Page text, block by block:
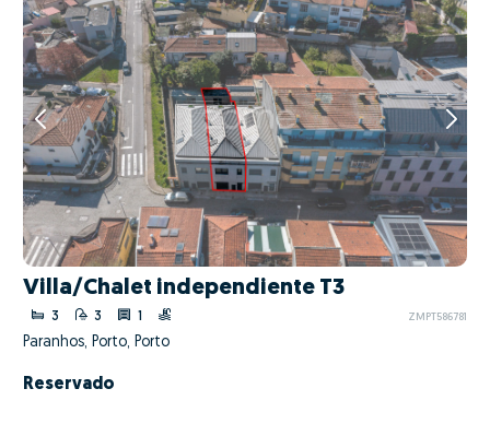
Villa/Chalet independiente T3
3 3 1 ZMPT586781
Paranhos, Porto, Porto
Reservado